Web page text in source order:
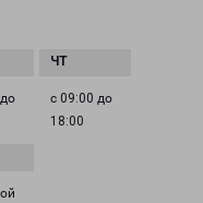
с 09:00 до
18:00